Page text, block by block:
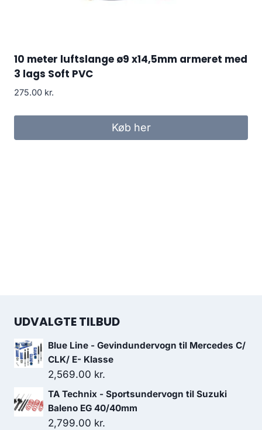
10 meter luftslange ø9 x14,5mm armeret med
3 lags Soft PVC
275.00 kr.
Køb her
UDVALGTE TILBUD
Blue Line - Gevindundervogn til Mercedes C/
CLK/ E- Klasse
2,569.00 kr.
TA Technix - Sportsundervogn til Suzuki
Baleno EG 40/40mm
2,799.00 kr.